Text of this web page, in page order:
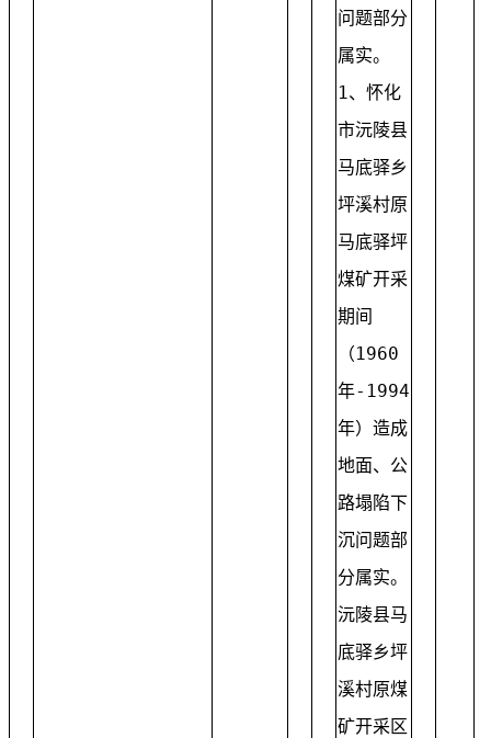
问题部分
属实。
1、怀化
市沅陵县
马底驿乡
坪溪村原
马底驿坪
煤矿开采
期间
（1960
年-1994
年）造成
地面、公
路塌陷下
沉问题部
分属实。
沅陵县马
底驿乡坪
溪村原煤
矿开采区